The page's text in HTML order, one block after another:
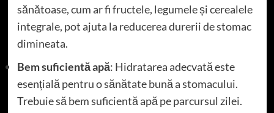
sănătoase, cum ar fi fructele, legumele și cerealele
integrale, pot ajuta la reducerea durerii de stomac
dimineata.
Bem suficientă apă: Hidratarea adecvată este
esențială pentru o sănătate bună a stomacului.
Trebuie să bem suficientă apă pe parcursul zilei.